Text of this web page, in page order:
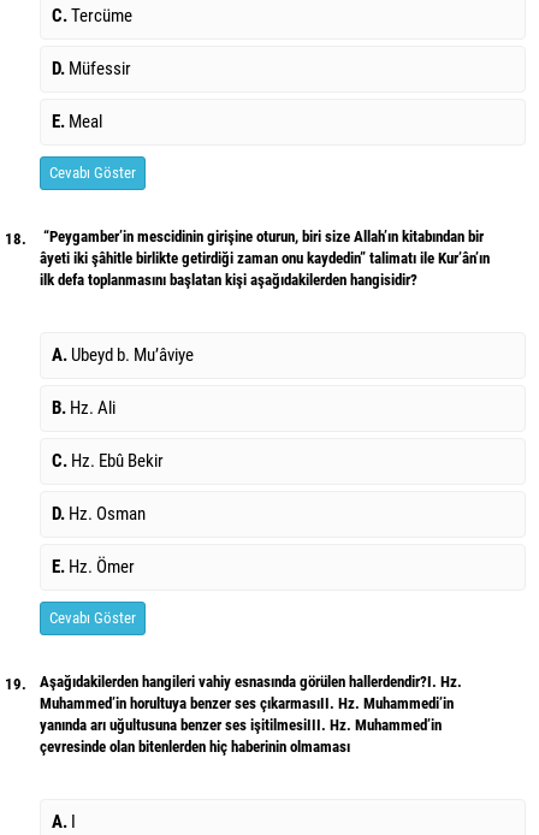
C.Tercüme
D. Müfessir
E. Meal
Cevabı Göster
18.
“Peygamber’in mescidinin girişine oturun, biri size Allah’ın kitabından bir
âyeti iki şâhitle birlikte getirdiği zaman onu kaydedin” talimatı ile Kur’ân’ın
ilk defa toplanmasını başlatan kişi aşağıdakilerden hangisidir?
A. Ubeyd b. Mu’âviye
B. Hz. Ali
C. Hz. Ebû Bekir
D. Hz. Osman
E. Hz. Ömer
Cevabı Göster
19.
Aşağıdakilerden hangileri vahiy esnasında görülen hallerdendir?I. Hz.
Muhammed’in horultuya benzer ses çıkarmasıII. Hz. Muhammedi’in
yanında arı uğultusuna benzer ses işitilmesiIII. Hz. Muhammed’in
çevresinde olan bitenlerden hiç haberinin olmaması
A. I